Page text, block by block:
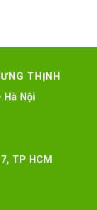
THỊNH
Nội
TP HCM